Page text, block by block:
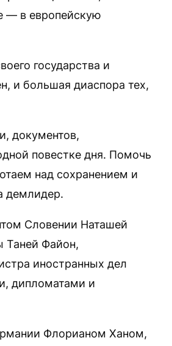
— в европейскую
государства и
и большая диаспора тех,
документов,
повестке дня. Помочь
над сохранением и
демлидер.
Словении Наташей
Таней Файон,
иностранных дел
дипломатами и
Флорианом Ханом,